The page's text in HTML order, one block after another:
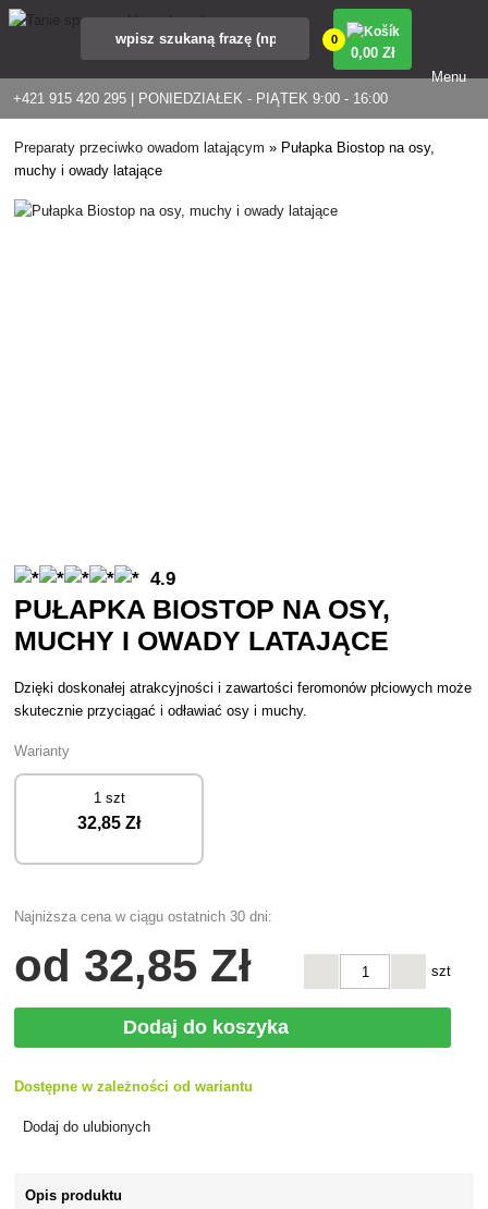
+421 915 420 295 | PONIEDZIAŁEK - PIĄTEK 9:00 - 16:00
0
0,00 Zł
Menu
Preparaty przeciwko owadom latającym » Pułapka Biostop na osy,
muchy i owady latające
4.9
PUŁAPKA BIOSTOP NA OSY,
MUCHY I OWADY LATAJĄCE
Dzięki doskonałej atrakcyjności i zawartości feromonów płciowych może
skutecznie przyciągać i odławiać osy i muchy.
Warianty
1 szt
32,85 Zł
Najniższa cena w ciągu ostatnich 30 dni:
od 32,85 Zł szt
Dodaj do koszyka
Dostępne w zależności od wariantu
Dodaj do ulubionych
Opis produktu